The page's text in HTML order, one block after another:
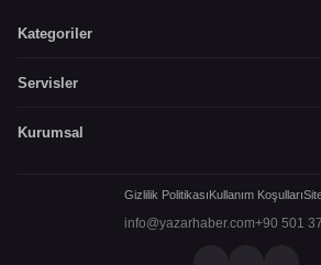
Kategoriler
Servisler
Kurumsal
Gizlilik PolitikasıKullanım Koşulları
info@yazarhaber.com+90 501